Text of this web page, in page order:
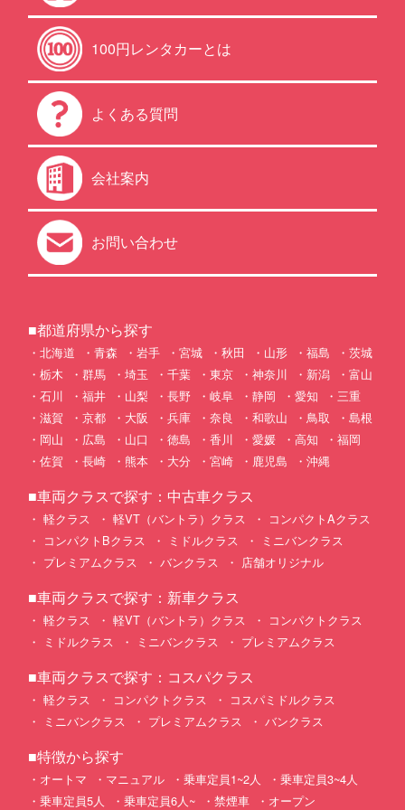
100円レンタカーとは
よくある質問
会社案内
お問い合わせ
■都道府県から探す
北海道 青森 岩手 宮城 秋田 山形 福島
茨城
栃木
群馬 埼玉 千葉 東京 神奈川 新潟
富山
石川
福井 山梨 長野 岐阜 静岡 愛知
三重
滋賀
京都 大阪 兵庫 奈良 和歌山 鳥取
島根
岡山
広島 山口 徳島 香川 愛媛 高知
福岡
佐賀
長崎 熊本 大分 宮崎 鹿児島 沖縄
■車両クラスで探す：中古車クラス
軽クラス 軽VT（バントラ）クラス
コンパクトAクラス
コンパクトBクラス
ミドルクラス
ミニバンクラス
プレミアムクラス
バンクラス 店舗オリジナル
■車両クラスで探す：新車クラス
軽クラス 軽VT（バントラ）クラス
コンパクトクラス
ミドルクラス
ミニバンクラス プレミアムクラス
■車両クラスで探す：コスパクラス
軽クラス コンパクトクラス
コスパミドルクラス
ミニバンクラス
プレミアムクラス バンクラス
■特徴から探す
オートマ マニュアル 乗車定員1~2人
乗車定員3~4人
乗車定員5人
乗車定員6人~ 禁煙車 オープン